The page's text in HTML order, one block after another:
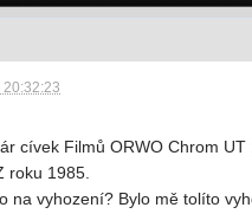
cívek Filmů ORWO Chrom
roku 1985.
na vyhození? Bylo mě tolíto